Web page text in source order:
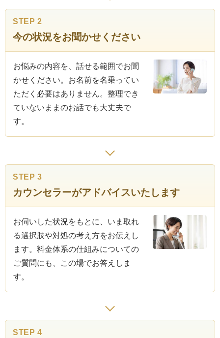
STEP 2
今の状況をお聞かせください
お悩みの内容を、話せる範囲でお聞
かせください。お名前を名乗ってい
ただく必要はありません。整理でき
ていないままのお話でも大丈夫で
す。
STEP 3
カウンセラーがアドバイスいたします
お伺いした状況をもとに、いま取れ
る選択肢や対処の考え方をお伝えし
ます。料金体系の仕組みについての
ご質問にも、この場でお答えしま
す。
STEP 4